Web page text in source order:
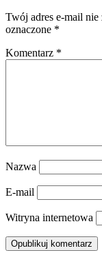
Twój adres e-mail
oznaczone *
Komentarz *
Nazwa
E-mail
Witryna internetowa